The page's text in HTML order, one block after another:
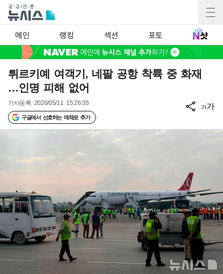
메인 랭킹 섹션 포토
튀르키예 여객기, 네팔 공항 착륙 중 화재
…인명 피해 없어
기사등록 2026/05/11 15:26:35
구글에서 선호하는 매체로 추가
가가